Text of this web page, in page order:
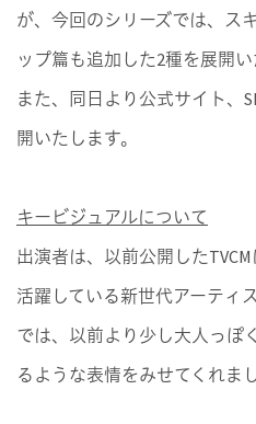
が、今回のシリーズでは、ス
ップ篇も追加した2種を展開い
また、同日より公式サイト、
開いたします。
キービジュアルについて
出演者は、以前公開した
活躍している新世代アーティ
では、以前より少し大人っぽ
るような表情をみせてくれまし